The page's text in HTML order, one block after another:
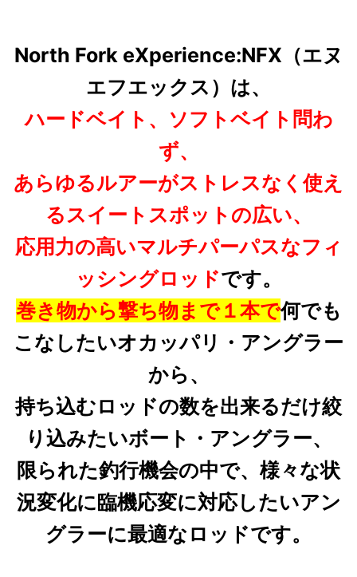
North Fork eXperience:NFX（エヌ
エフエックス）は、
ハードベイト、ソフトベイト問わ
ず、
あらゆるルアーがストレスなく使え
るスイートスポットの広い、
応用力の高いマルチパーパスなフィ
ッシングロッドです。
巻き物から撃ち物まで１本で何でも
こなしたいオカッパリ・アングラー
から、
持ち込むロッドの数を出来るだけ絞
り込みたいボート・アングラー、
限られた釣行機会の中で、様々な状
況変化に臨機応変に対応したいアン
グラーに最適なロッドです。